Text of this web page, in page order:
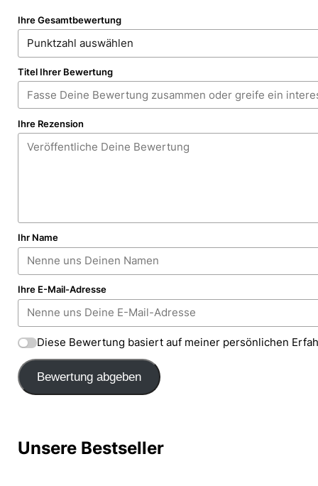
Ihre Gesamtbewertung
Titel Ihrer Bewertung
Ihre Rezension
Ihr Name
Ihre E-Mail-Adresse
Diese Bewertung basiert auf meiner persönlichen
Bewertung abgeben
Unsere Bestseller